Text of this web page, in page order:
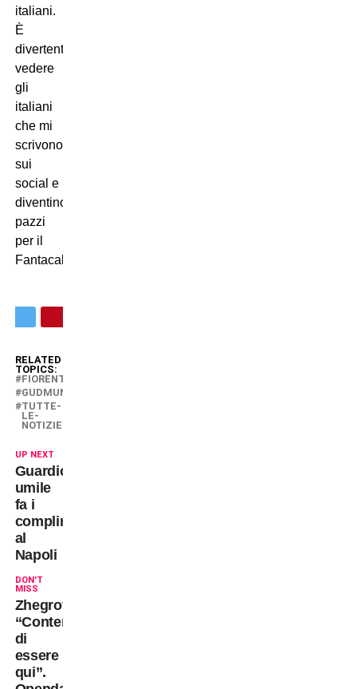
italiani.
È
divertente
vedere
gli
italiani
che mi
scrivono
sui
social e
diventino
pazzi
per il
Fantacalcio.
RELATED
TOPICS:
FIORENTINA
GUDMUNDSSON
TUTTE-
LE-
NOTIZIE
UP NEXT
Guardiola
umile
fa i
complimenti
al
Napoli
DON'T
MISS
Zhegrova:
“Contento
di
essere
qui”.